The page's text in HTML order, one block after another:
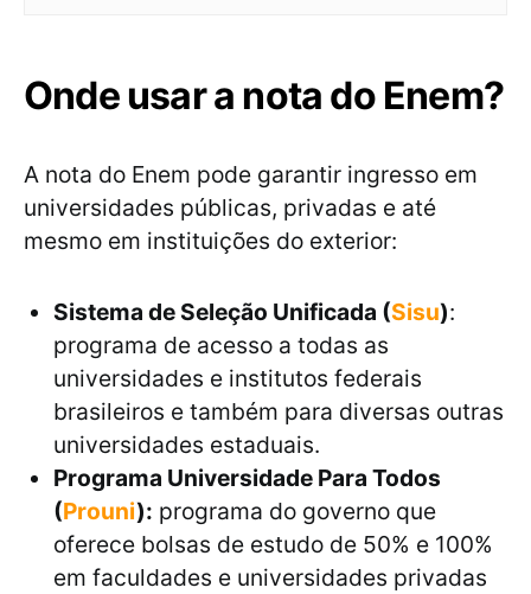
Onde usar a nota do Enem?
A nota do Enem pode garantir ingresso em
universidades públicas, privadas e até
mesmo em instituições do exterior:
Sistema de Seleção Unificada (Sisu):
programa de acesso a todas as
universidades e institutos federais
brasileiros e também para diversas outras
universidades estaduais.
Programa Universidade Para Todos
(Prouni): programa do governo que
oferece bolsas de estudo de 50% e 100%
em faculdades e universidades privadas